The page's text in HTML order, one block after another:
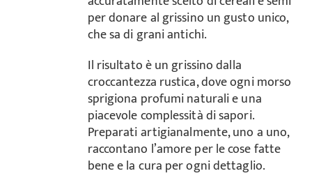
per donare al grissino un gusto unico,
che sa di grani antichi.
Il risultato è un grissino dalla
croccantezza rustica, dove ogni morso
sprigiona profumi naturali e una
piacevole complessità di sapori.
Preparati artigianalmente, uno a uno,
raccontano l’amore per le cose fatte
bene e la cura per ogni dettaglio.